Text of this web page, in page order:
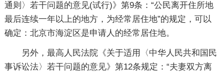
通则〉若干问题的意见(试行)》第9条：“公民离开住所地
最后连续一年以上的地方，为经常居住地”的规定，可以
确定：北京市海淀区是申请人的经常居住地。
另外，最高人民法院《关于适用〈中华人民共和国民
事诉讼法〉若干问题的意见》第12条规定：“夫妻双方离